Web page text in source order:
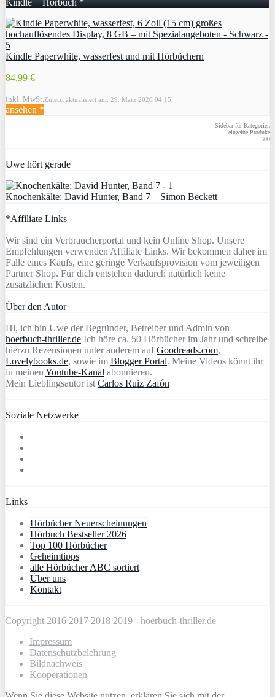
Kindle Paperwhite, wasserfest und mit Hörbüchern
84,99 €
inkl. MwSt. Zuletzt aktualisiert am: 29. März 2026 04:15
ansehen *
Sidebar für Kategorien
einzelne Produke
300
Uwe hört gerade
Knochenkälte: David Hunter, Band 7 – Simon Beckett
*Affiliate Links
Wir sind ein Verbraucherportal und kein Online Shop. Unsere
Empfehlungen verwenden Affiliate Links. Wir bekommen daher im
Falle eines Kaufs, eine geringe Verkaufsprovision vom jeweiligen
Partner Shop. Für dich entstehen dadurch natürlich keine
zusätzlichen Kosten.
Über den Autor
Hi, ich bin Uwe der Begründer, Betreiber und Admin von
hoerbuch-thriller.de Ich höre ca. 50 Hörbücher im Jahr und schreibe
hierzu Rezensionen unter anderem aufGoodreads.com,
Lovelybooks.de, sowie im Blogger Portal. Meine Videos könnt ihr
in meinen Youtube-Kanal abonnieren.
Mein Lieblingsautor ist Carlos Ruiz Zafón
Soziale Netzwerke
Links
Hörbücher Neuerscheinungen
Hörbuch Bestseller 2026
Top 100 Hörbücher
Geheimtipps
alle Hörbücher ABC sortiert
Über uns
Kontakt
Copyright 2016 2017 2018 2019 - hoerbuch-thriller.de
Impressum
Datenschutzbelehrung
Bildnachweis
Kooperationen